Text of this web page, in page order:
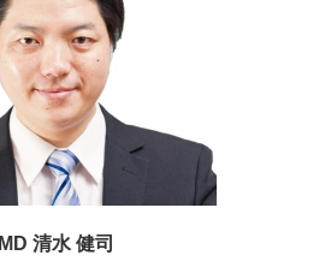
MD 清水 健司